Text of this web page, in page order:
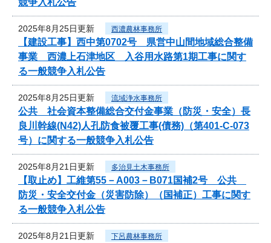
2025年8月25日更新 西濃農林事務所
【建設工事】西中第0702号 県営中山間地域総合整備
事業 西濃上石津地区 入谷用水路第1期工事に関す
る一般競争入札公告
2025年8月25日更新 流域浄水事務所
公共 社会資本整備総合交付金事業（防災・安全）長
良川幹線(N42)人孔防食被覆工事(債務)（第401-C-073
号）に関する一般競争入札公告
2025年8月21日更新 多治見土木事務所
【取止め】工維第55－A003－B071国補2号 公共
防災・安全交付金（災害防除）（国補正）工事に関す
る一般競争入札公告
2025年8月21日更新 下呂農林事務所